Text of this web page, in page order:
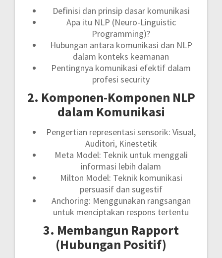
Definisi dan prinsip dasar komunikasi
Apa itu NLP (Neuro-Linguistic
Programming)?
Hubungan antara komunikasi dan NLP
dalam konteks keamanan
Pentingnya komunikasi efektif dalam
profesi security
2. Komponen-Komponen NLP
dalam Komunikasi
Pengertian representasi sensorik: Visual,
Auditori, Kinestetik
Meta Model: Teknik untuk menggali
informasi lebih dalam
Milton Model: Teknik komunikasi
persuasif dan sugestif
Anchoring: Menggunakan rangsangan
untuk menciptakan respons tertentu
3. Membangun Rapport
(Hubungan Positif)